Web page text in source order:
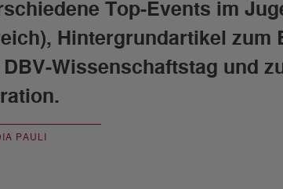
Top-Events im
Hintergrundartikel
Wissenschaftstag und
PAULI